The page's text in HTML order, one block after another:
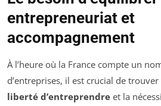
entrepreneuriat et
accompagnement
À l’heure où la France compte un
d’entreprises, il est crucial de
liberté d’entreprendre et la